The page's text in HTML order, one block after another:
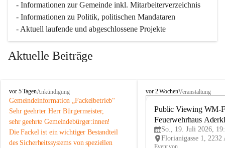
- Informationen zur Gemeinde inkl. Mitarbeiterverzeichnis
- Informationen zu Politik, politischen Mandataren
- Aktuell laufende und abgeschlossene Projekte
Aktuelle Beiträge
A
d
e
r
k
l
a
vor 5 TagenAnkündigung
Gemeindeinformation „Fackelbetrieb“
Sehr geehrter Herr Bürgermeister,
sehr geehrte Gemeindebürger:innen!
Die Fackel ist ein wichtiger Bestandteil
des Sicherheitssystems von speziellen
A
vor 2 WochenVeranstaltung
Public Viewing WM-
Feuerwehrhaus
So., 19. Juli 2026,
Event von